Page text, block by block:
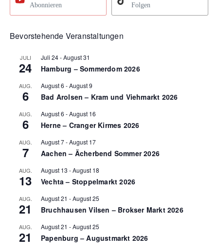
Abonnieren
Folgen
Bevorstehende Veranstaltungen
JULI
24
Juli 24-August 31
Hamburg – Sommerdom 2026
AUG.
6
August 6 -August 9
Bad Arolsen – Kram und Viehmarkt 2026
AUG.
6
August 6 -August 16
Herne – Cranger Kirmes 2026
AUG.
7
August 7-August 17
Aachen – Ächerbend Sommer 2026
AUG.
13
August 13 -August 18
Vechta – Stoppelmarkt 2026
AUG.
21
August 21 -August 25
Bruchhausen Vilsen – Brokser Markt 2026
AUG.
21
August 21 -August 25
Papenburg – Augustmarkt 2026